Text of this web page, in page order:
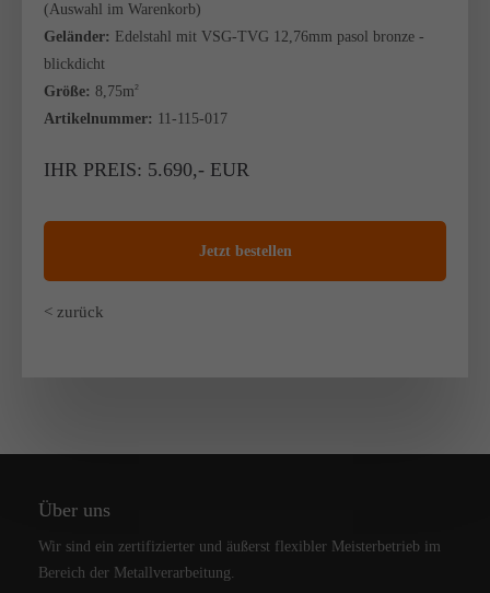
(Auswahl im Warenkorb)
Geländer: Edelstahl mit VSG-TVG 12,76mm pasol bronze -
blickdicht
Größe: 8,75m2
Artikelnummer: 11-115-017
IHR PREIS: 5.690,- EUR
Jetzt bestellen
< zurück
Über uns
Wir sind ein zertifizierter und äußerst flexibler Meisterbetrieb im
Bereich der Metallverarbeitung.